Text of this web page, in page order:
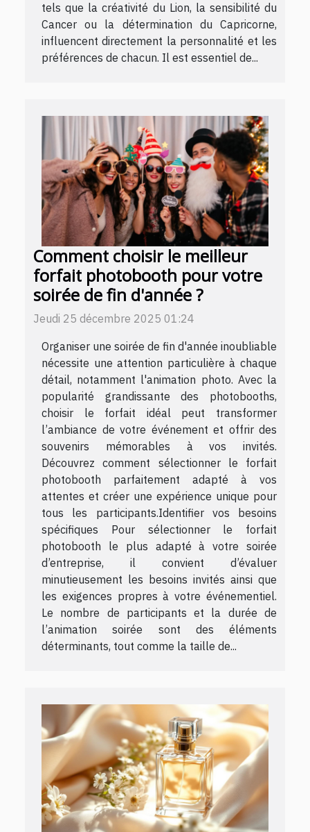
tels que la créativité du Lion, la sensibilité du
Cancer ou la détermination du Capricorne,
influencent directement la personnalité et les
préférences de chacun. Il est essentiel de...
Comment choisir le meilleur
forfait photobooth pour votre
soirée de fin d'année ?
Jeudi 25 décembre 2025 01:24
Organiser une soirée de fin d'année inoubliable
nécessite une attention particulière à chaque
détail, notamment l'animation photo. Avec la
popularité grandissante des photobooths,
choisir le forfait idéal peut transformer
l’ambiance de votre événement et offrir des
souvenirs mémorables à vos invités.
Découvrez comment sélectionner le forfait
photobooth parfaitement adapté à vos
attentes et créer une expérience unique pour
tous les participants.Identifier vos besoins
spécifiques Pour sélectionner le forfait
photobooth le plus adapté à votre soirée
d’entreprise, il convient d’évaluer
minutieusement les besoins invités ainsi que
les exigences propres à votre événementiel.
Le nombre de participants et la durée de
l’animation soirée sont des éléments
déterminants, tout comme la taille de...